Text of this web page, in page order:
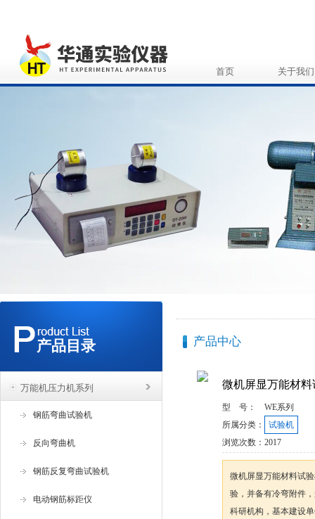
首页 关于我们
产品目录
万能机压力机系列
钢筋弯曲试验机
反向弯曲机
钢筋反复弯曲试验机
电动钢筋标距仪
产品中心
微机屏显万能材
型 号：
WE系列
所属分类：
试验机
浏览次数： 2017
微机屏显万能材料试
验，并备有冷弯附件
科研机构，基本建设